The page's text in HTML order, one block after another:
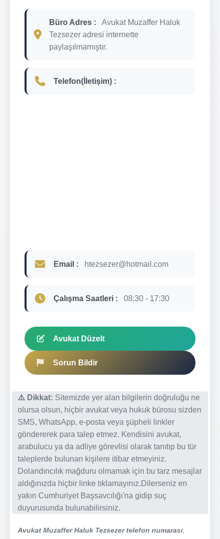
Büro Adres :
Avukat Muzaffer Haluk
Tezsezer adresi internette
paylaşılmamıştır.
Telefon(İletişim) :
Email : htezsezer@hotmail.com
Çalışma Saatleri : 08:30 - 17:30
Avukat Düzelt
Sorun Bildir
⚠️ Dikkat: Sitemizde yer alan bilgilerin doğruluğu ne
olursa olsun, hiçbir avukat veya hukuk bürosu sizden
SMS, WhatsApp, e-posta veya şüpheli linkler
göndererek para talep etmez. Kendisini avukat,
arabulucu ya da adliye görevlisi olarak tanıtıp bu tür
taleplerde bulunan kişilere itibar etmeyiniz.
Dolandırıcılık mağduru olmamak için bu tarz mesajlar
aldığınızda hiçbir linke tıklamayınız.Dilerseniz en
yakın Cumhuriyet Başsavcılığı'na gidip suç
duyurusunda bulunabilirsiniz.
Avukat Muzaffer Haluk Tezsezer telefon numarası